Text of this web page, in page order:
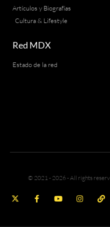
Artículos y Biografías
Cultura & Lifestyle
Red MDX
Estado de la red
© 2021 - 2026 - All rights